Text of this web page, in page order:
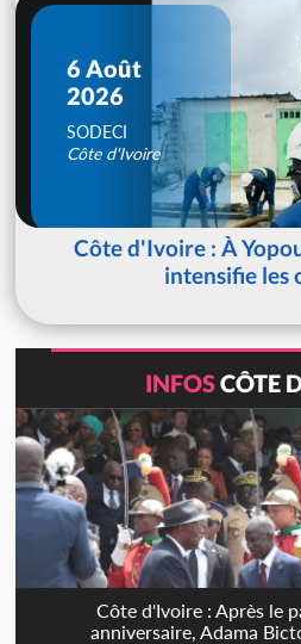
6 Août
2026
SODECI
Côte d'Ivoire
Côte d'Ivoire : À
intensifie les
INFOSCÔTE
Côte d'Ivoire : Après le
anniversaire, Adama